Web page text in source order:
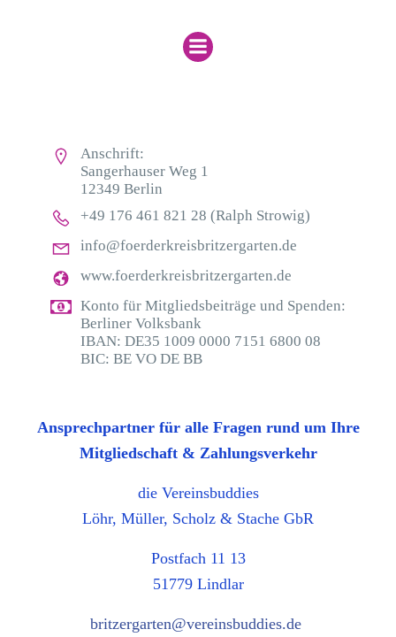
Anschrift:
Sangerhauser Weg 1
12349 Berlin
+49 176 461 821 28 (Ralph Strowig)
info@foerderkreisbritzergarten.de
www.foerderkreisbritzergarten.de
Konto für Mitgliedsbeiträge und Spenden:
Berliner Volksbank
IBAN: DE35 1009 0000 7151 6800 08
BIC: BE VO DE BB
Ansprechpartner für alle Fragen rund um Ihre
Mitgliedschaft & Zahlungsverkehr
die Vereinsbuddies
Löhr, Müller, Scholz & Stache GbR
Postfach 11 13
51779 Lindlar
britzergarten@vereinsbuddies.de